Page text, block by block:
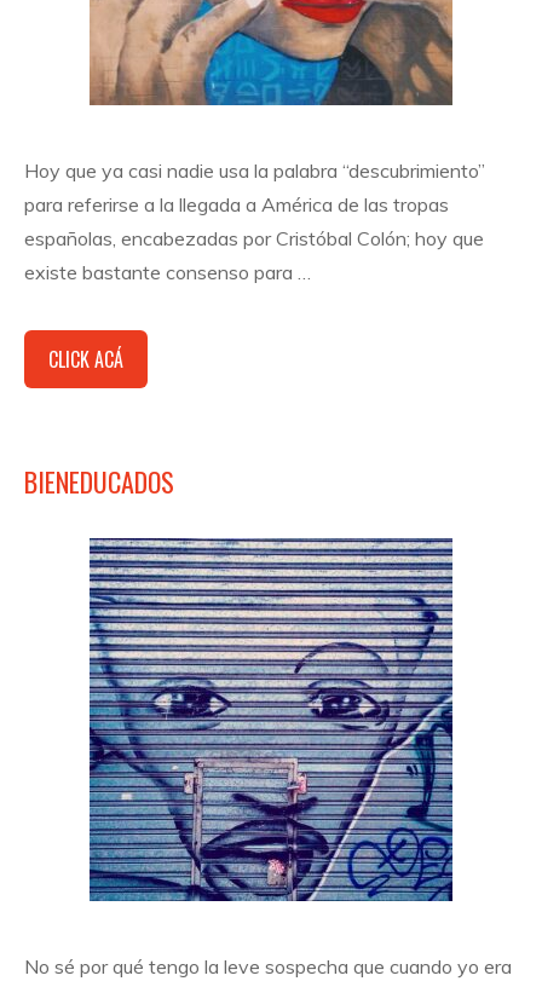
Hoy que ya casi nadie usa la palabra “descubrimiento”
para referirse a la llegada a América de las tropas
españolas, encabezadas por Cristóbal Colón; hoy que
existe bastante consenso para …
CLICK ACÁ
BIENEDUCADOS
No sé por qué tengo la leve sospecha que cuando yo era